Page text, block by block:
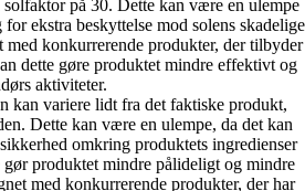
på 30. Dette kan være en ulempe
ekstra beskyttelse mod solens skadelige
med konkurrerende produkter, der tilbyder
dette gøre produktet mindre effektivt og
aktiviteter.
kan variere lidt fra det faktiske produkt,
Dette kan være en ulempe, da det kan
omkring produktets ingredienser
gør produktet mindre pålideligt og mindre
med konkurrerende produkter, der har